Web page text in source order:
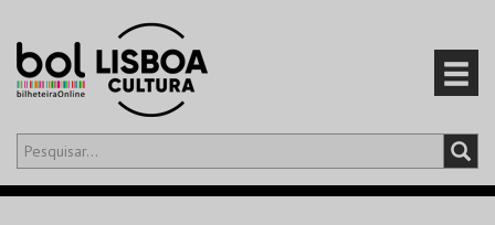
Olá,iniciar sessão